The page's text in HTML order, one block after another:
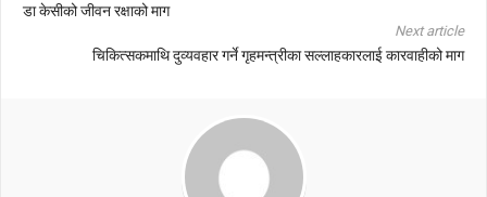
डा केसीको जीवन रक्षाको माग
Next article
चिकित्सकमाथि दुव्यवहार गर्ने गृहमन्त्रीका सल्लाहकारलाई कारवाहीको माग